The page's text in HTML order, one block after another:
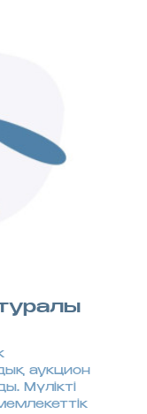
аукцион
Мүлікті